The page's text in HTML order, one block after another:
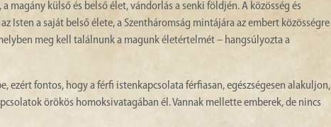
magány külső és belső élet, vándorlás a senki földjén. A közösség és
Isten a saját belső élete, a Szentháromság mintájára az embert közösségre
meg kell találnunk a magunk életértelmét – hangsúlyozta a
fontos, hogy a férfi istenkapcsolata férfiasan, egészségesen alakuljon,
örökös homoksivatagában él. Vannak mellette emberek, de nincs